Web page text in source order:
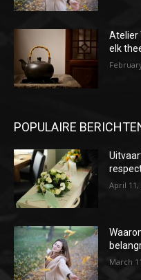
Atelier
elk
POPULAIRE
April 11,
March